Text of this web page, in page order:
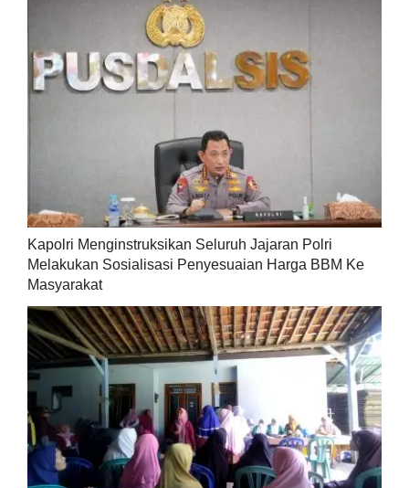
Kapolri Menginstruksikan Seluruh Jajaran Polri
Melakukan Sosialisasi Penyesuaian Harga BBM Ke
Masyarakat